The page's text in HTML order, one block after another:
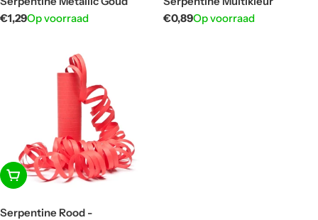
Normale
€1,29Op voorraad
Normale
€0,89Op voorraad
In winkelwagen
Serpentine Rood -